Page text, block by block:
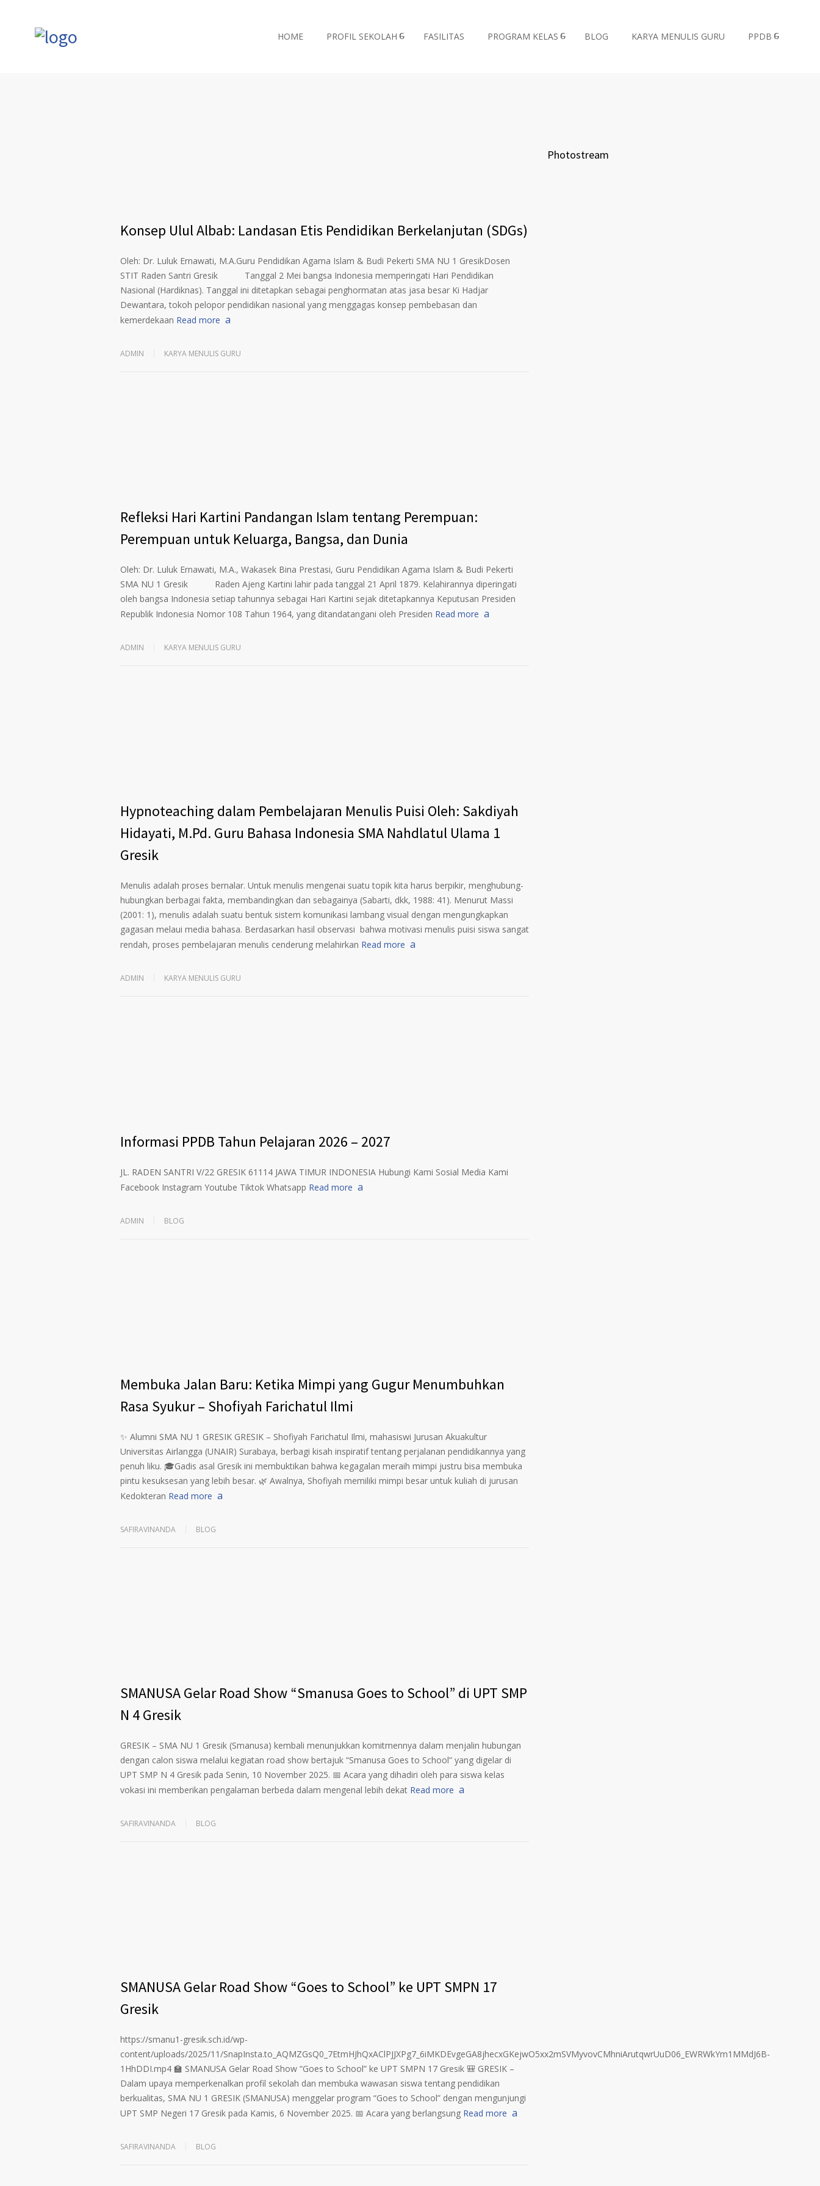
HOME PROFIL SEKOLAH FASILITAS PROGRAM KELAS BLOG KARYA MENULIS GURU PPDB
Konsep Ulul Albab: Landasan Etis Pendidikan Berkelanjutan (SDGs)
Oleh: Dr. Luluk Ernawati, M.A.Guru Pendidikan Agama Islam & Budi Pekerti SMA NU 1 GresikDosen
STIT Raden Santri Gresik Tanggal 2 Mei bangsa Indonesia memperingati Hari Pendidikan
Nasional (Hardiknas). Tanggal ini ditetapkan sebagai penghormatan atas jasa besar Ki Hadjar
Dewantara, tokoh pelopor pendidikan nasional yang menggagas konsep pembebasan dan
kemerdekaan Read more
ADMIN KARYA MENULIS GURU
Refleksi Hari Kartini Pandangan Islam tentang Perempuan:
Perempuan untuk Keluarga, Bangsa, dan Dunia
Oleh: Dr. Luluk Ernawati, M.A., Wakasek Bina Prestasi, Guru Pendidikan Agama Islam & Budi Pekerti
SMA NU 1 Gresik Raden Ajeng Kartini lahir pada tanggal 21 April 1879. Kelahirannya diperingati
oleh bangsa Indonesia setiap tahunnya sebagai Hari Kartini sejak ditetapkannya Keputusan Presiden
Republik Indonesia Nomor 108 Tahun 1964, yang ditandatangani oleh Presiden Read more
ADMIN KARYA MENULIS GURU
Hypnoteaching dalam Pembelajaran Menulis Puisi Oleh: Sakdiyah
Hidayati, M.Pd. Guru Bahasa Indonesia SMA Nahdlatul Ulama 1
Gresik
Menulis adalah proses bernalar. Untuk menulis mengenai suatu topik kita harus berpikir, menghubung-
hubungkan berbagai fakta, membandingkan dan sebagainya (Sabarti, dkk, 1988: 41). Menurut Massi
(2001: 1), menulis adalah suatu bentuk sistem komunikasi lambang visual dengan mengungkapkan
gagasan melaui media bahasa. Berdasarkan hasil observasi bahwa motivasi menulis puisi siswa sangat
rendah, proses pembelajaran menulis cenderung melahirkan Read more
ADMIN KARYA MENULIS GURU
Informasi PPDB Tahun Pelajaran 2026 – 2027
JL. RADEN SANTRI V/22 GRESIK 61114 JAWA TIMUR INDONESIA Hubungi Kami Sosial Media Kami
Facebook Instagram Youtube Tiktok Whatsapp Read more
ADMIN BLOG
Membuka Jalan Baru: Ketika Mimpi yang Gugur Menumbuhkan
Rasa Syukur – Shofiyah Farichatul Ilmi
✨ Alumni SMA NU 1 GRESIK GRESIK – Shofiyah Farichatul Ilmi, mahasiswi Jurusan Akuakultur
Universitas Airlangga (UNAIR) Surabaya, berbagi kisah inspiratif tentang perjalanan pendidikannya yang
penuh liku. 🎓Gadis asal Gresik ini membuktikan bahwa kegagalan meraih mimpi justru bisa membuka
pintu kesuksesan yang lebih besar. 🌿 Awalnya, Shofiyah memiliki mimpi besar untuk kuliah di jurusan
Kedokteran Read more
SAFIRAVINANDA BLOG
SMANUSA Gelar Road Show “Smanusa Goes to School” di UPT SMP
N 4 Gresik
GRESIK – SMA NU 1 Gresik (Smanusa) kembali menunjukkan komitmennya dalam menjalin hubungan
dengan calon siswa melalui kegiatan road show bertajuk “Smanusa Goes to School” yang digelar di
UPT SMP N 4 Gresik pada Senin, 10 November 2025. 📅 Acara yang dihadiri oleh para siswa kelas
vokasi ini memberikan pengalaman berbeda dalam mengenal lebih dekat Read more
SAFIRAVINANDA BLOG
SMANUSA Gelar Road Show “Goes to School” ke UPT SMPN 17
Gresik
https://smanu1-gresik.sch.id/wp-
content/uploads/2025/11/SnapInsta.to_AQMZGsQ0_7EtmHJhQxAClPJJXPg7_6iMKDEvgeGA8jhecxGKejwO5xx2mSVMyvovCMhniArutqwrUuD06_EWRWkYm1MMdJ6B-
1HhDDI.mp4 🏫 SMANUSA Gelar Road Show “Goes to School” ke UPT SMPN 17 Gresik 🎒 GRESIK –
Dalam upaya memperkenalkan profil sekolah dan membuka wawasan siswa tentang pendidikan
berkualitas, SMA NU 1 GRESIK (SMANUSA) menggelar program “Goes to School” dengan mengunjungi
UPT SMP Negeri 17 Gresik pada Kamis, 6 November 2025. 📅 Acara yang berlangsung Read more
SAFIRAVINANDA BLOG
Photostream